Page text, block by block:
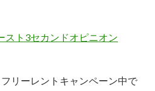
スト3セカンドオピニオン
フリーレント キャンペーン中で